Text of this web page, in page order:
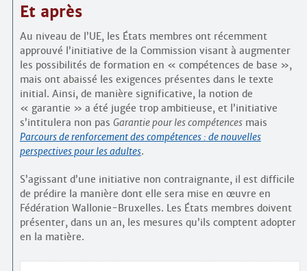
Et après
Au niveau de l’UE, les États membres ont récemment
approuvé l’initiative de la Commission visant à augmenter
les possibilités de formation en « compétences de base »,
mais ont abaissé les exigences présentes dans le texte
initial. Ainsi, de manière significative, la notion de
« garantie » a été jugée trop ambitieuse, et l’initiative
s’intitulera non pas Garantie pour les compétencesmais
Parcours de renforcement des compétences : de nouvelles
perspectives pour les adultes.
S’agissant d’une initiative non contraignante, il est difficile
de prédire la manière dont elle sera mise en œuvre en
Fédération Wallonie-Bruxelles. Les États membres doivent
présenter, dans un an, les mesures qu’ils comptent adopter
en la matière.